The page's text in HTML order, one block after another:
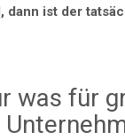
dann ist der
was für